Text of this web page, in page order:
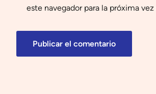
este navegador para la próxima